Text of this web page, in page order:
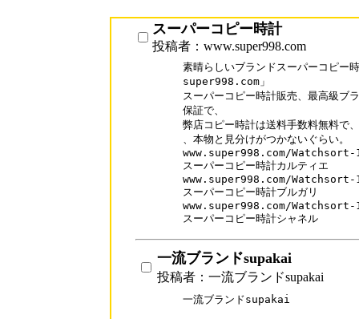
スーパーコピー時計
投稿者：www.super998.com
素晴らしいブランドスーパーコピー
super998.com」
スーパーコピー時計販売、最高級ブ
保証で、
弊店コピー時計は送料手数料無料で
、本物と見分けがつかないぐらい。
www.super998.com/
スーパーコピー時計カルティエ
www.super998.com/
スーパーコピー時計ブルガリ
www.super998.com/
一流ブランドsupakai
投稿者：一流ブランドsupakai
一流ブランドsupakai